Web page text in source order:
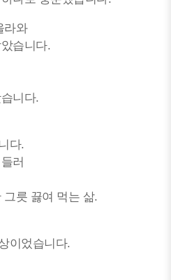
라와
습니다.
니다.
다.
러
그릇 끓여 먹는 삶.
이었습니다.